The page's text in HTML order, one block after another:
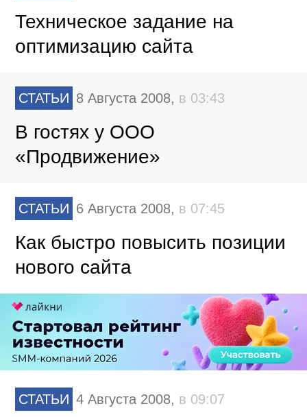
Техническое задание на
оптимизацию сайта
СТАТЬИ 8 Августа 2008, в 03:43
В гостях у ООО
«Продвижение»
СТАТЬИ 6 Августа 2008, в 07:45
Как быстро повысить позиции
нового сайта
СТАТЬИ 4 Августа 2008, в 09:07